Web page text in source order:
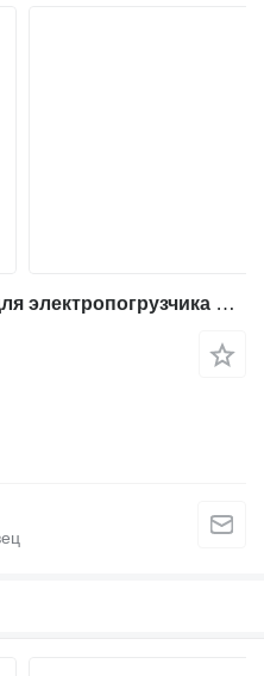
Блок управления 812887 для электропогрузчика Linde E35P-02/40P-02/48P-02 Series 337